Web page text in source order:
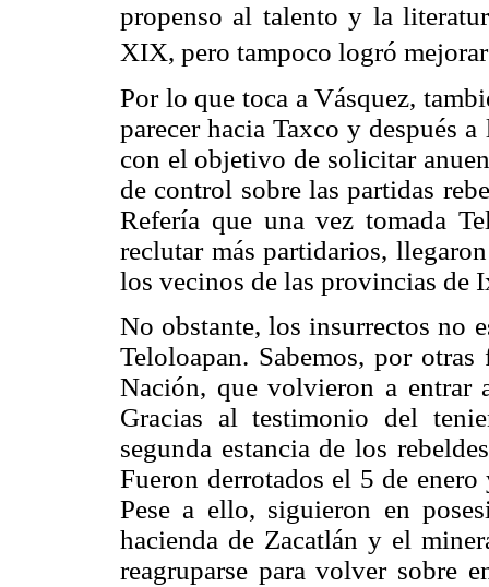
propenso al talento y la
XIX, pero tampoco logró
Por lo que toca a Vásquez,
parecer hacia Taxco y después
con el objetivo de solicitar
de control sobre las partidas
Refería que una vez tomada
reclutar más partidarios,
los vecinos de las provincias de
No obstante, los insurrectos no
Teloloapan. Sabemos, por
Nación, que volvieron a entrar
Gracias al testimonio del
segunda estancia de los
Fueron derrotados el 5 de
Pese a ello, siguieron en
hacienda de Zacatlán y el
reagruparse para volver sobre